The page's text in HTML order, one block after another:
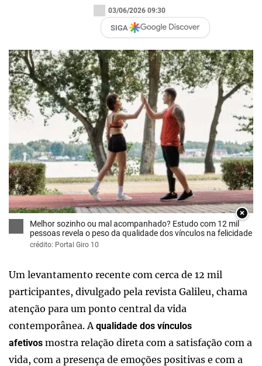
03/06/2026 09:30
SIGA
×
Melhor sozinho ou mal acompanhado? Estudo com 12 mil
pessoas revela o peso da qualidade dos vínculos na felicidade
crédito: Portal Giro 10
Um levantamento recente com cerca de 12 mil
participantes, divulgado pela revista Galileu, chama
atenção para um ponto central da vida
contemporânea. A qualidade dos vínculos
afetivos mostra relação direta com a satisfação com a
vida, com a presença de emoções positivas e com a